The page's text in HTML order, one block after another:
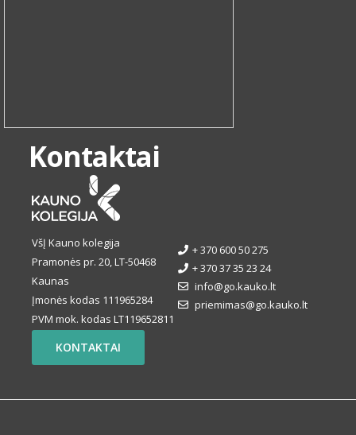
Kontaktai
VšĮ Kauno kolegija
Pramonės pr. 20, LT-50468
Kaunas
Įmonės kodas 111965284
PVM mok. kodas LT119652811
+ 370 600 50 275
+ 370 37 35 23 24
info@go.kauko.lt
priemimas@go.kauko.lt
KONTAKTAI